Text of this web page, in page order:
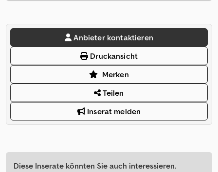
Anbieter kontaktieren
Druckansicht
Merken
Teilen
Inserat melden
Diese Inserate könnten Sie auch interessieren.